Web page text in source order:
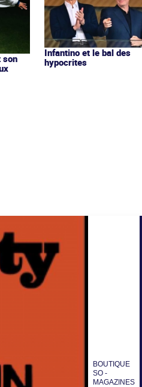
son
Infantino et le bal des
hypocrites
BOUTIQUE
SO -
MAGAZINES